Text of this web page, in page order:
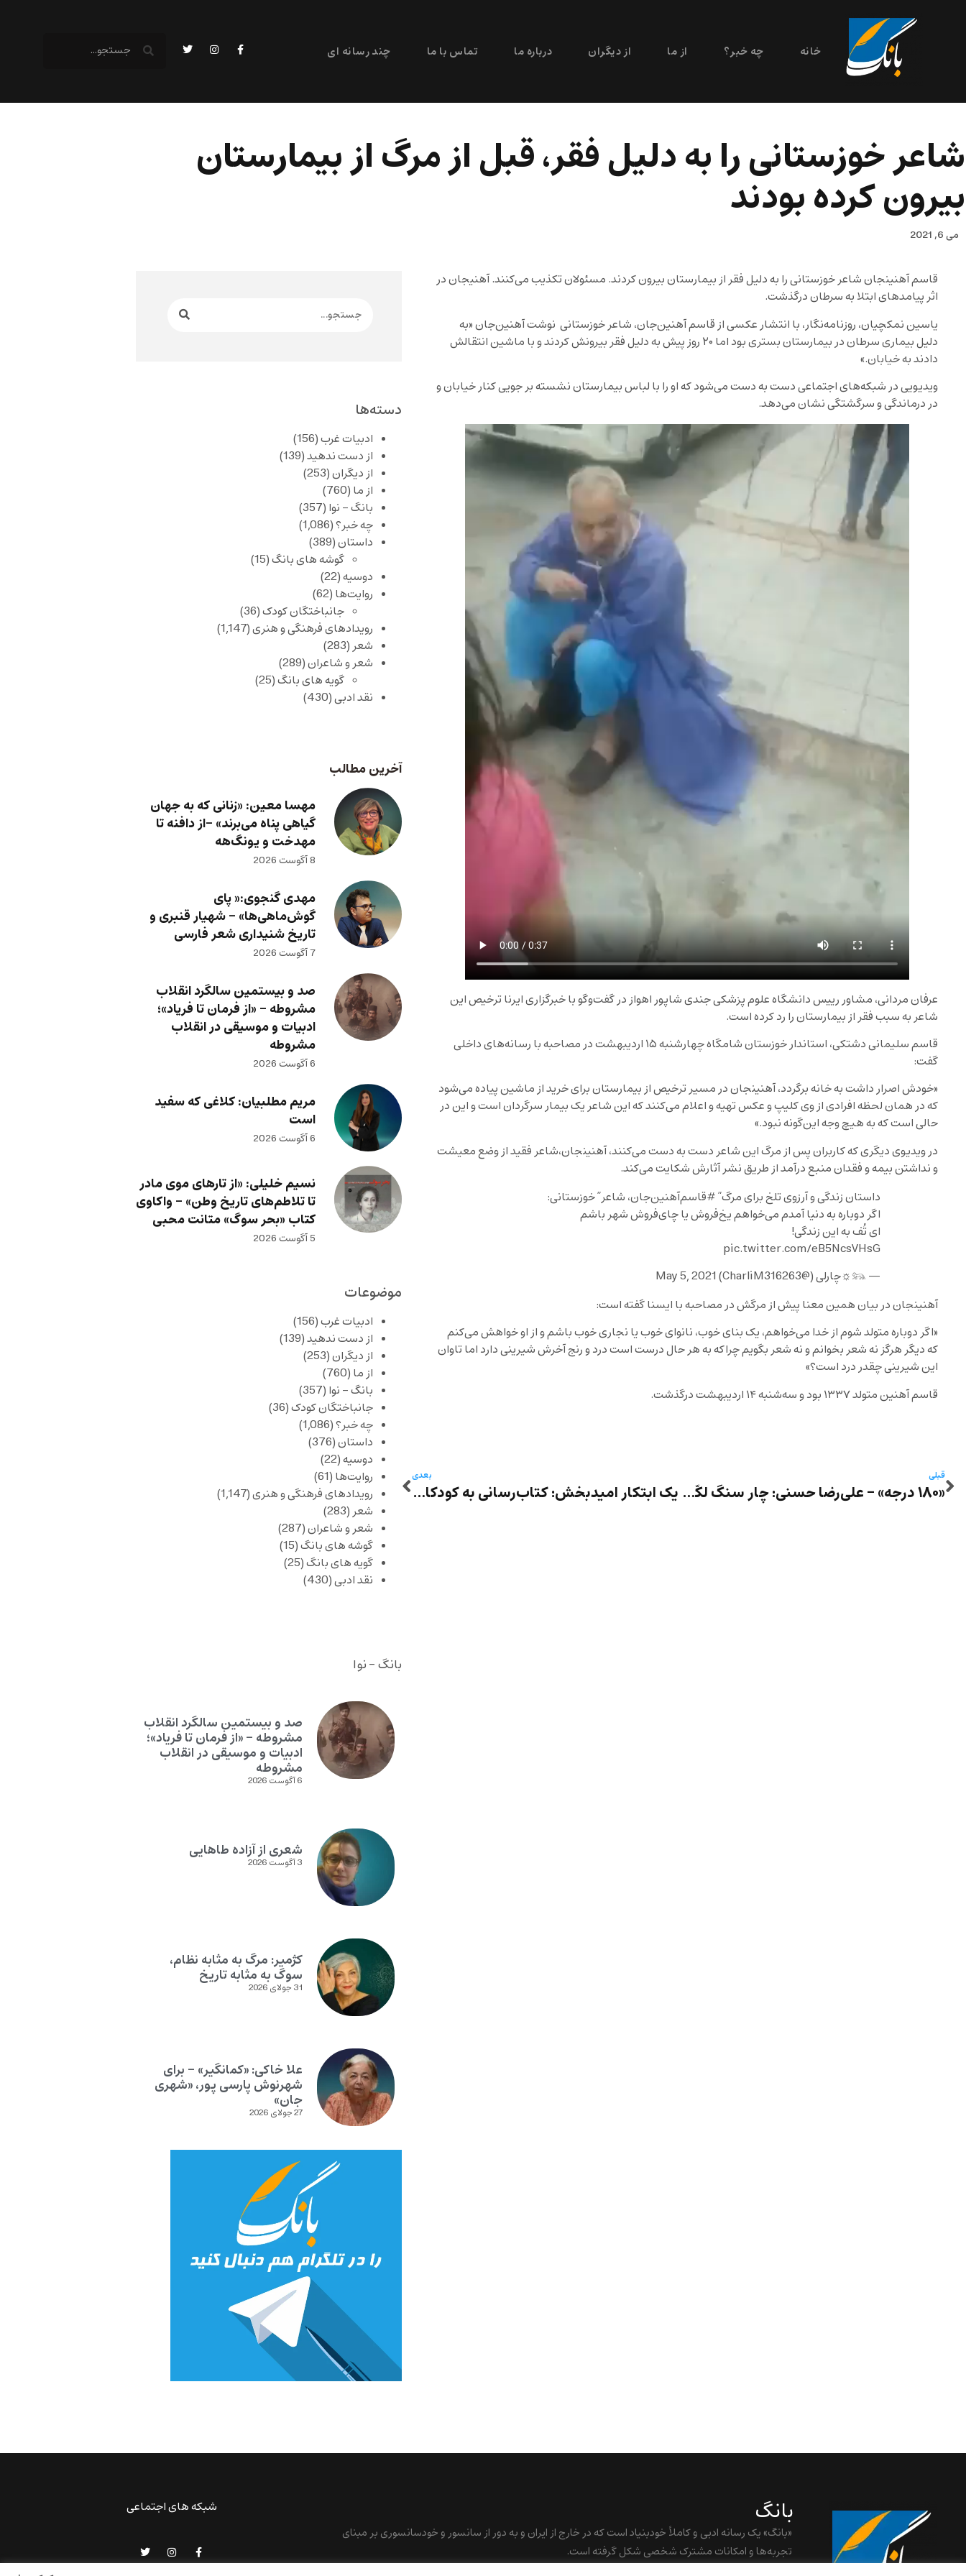
خانه چه خبر؟ از ما از دیگران درباره ما تماس با ما چند رسانه ای
شاعر خوزستانی را به دلیل فقر، قبل از مرگ از بیمارستان
بیرون کرده بودند
می 6, 2021
قاسم آهنینجان شاعر خوزستانی را به دلیل فقر از بیمارستان بیرون کردند. مسئولان تکذیب می‌کنند. آهنیجان در
اثر پیامدهای ابتلا به سرطان درگذشت.
یاسین نمکچیان، روزنامه‌نگار، با انتشار عکسی از قاسم آهنین‌جان، شاعر خوزستانی نوشت آهنین‌جان «به
دلیل بیماری سرطان در بیمارستان بستری بود اما ۲۰ روز پیش به دلیل فقر بیرونش کردند و با ماشین انتقالش
دادند به خیابان.»
ویدیویی در شبکه‌های اجتماعی دست به دست می‌شود که او را با لباس بیمارستان نشسته بر جویی کنار خیابان و
در درماندگی و سرگشتگی نشان می‌دهد.
عرفان مردانی، مشاور رییس دانشگاه علوم پزشکی جندی شاپور اهواز در گفت‌وگو با خبرگزاری ایرنا ترخیص این
شاعر به سبب فقر از بیمارستان را رد کرده است.
قاسم سلیمانی دشتکی، استاندار خوزستان شامگاه چهارشنبه ۱۵ اردیبهشت در مصاحبه با رسانه‌های داخلی
گفت:
«خودش اصرار داشت به خانه برگردد، آهنینجان در مسیر ترخیص از بیمارستان برای خرید از ماشین پیاده می‌شود
که در همان لحظه افرادی از وی کلیپ و عکس تهیه و اعلام می‌کنند که این شاعر یک بیمار سرگردان است و این در
حالی است که به هیچ وجه این‌گونه نبود.»
در ویدیوی دیگری که کاربران پس از مرگ این شاعر دست‌ به دست می‌کنند، آهنینجان،شاعر فقید از وضع معیشت
و نداشتن بیمه و فقدان منبع درآمد از طریق نشر آثارش شکایت می‌کند.
داستان زندگی و آرزوی تلخ برای مرگ”#قاسم‌آهنین‌جان، شاعر” خوزستانی:
اگر دوباره به دنیا آمدم می‌خواهم یخ‌فروش یا چای‌فروش شهر باشم
ای تُف به این زندگی!
pic.twitter.com/eB5NcsVHsG
— 𓃬☼چارلی (@CharliM316263)
May 5, 2021
آهنینجان در بیان همین معنا پیش از مرگش در مصاحبه با ایسنا گفته است:
«اگر دوباره متولد شوم از خدا می‌خواهم، یک بنای خوب، نانوای خوب یا نجاری خوب باشم و از او خواهش می‌کنم
که دیگر هرگز نه شعر بخوانم و نه شعر بگویم چراکه به هر حال درست است درد و رنج آخرش شیرینی دارد اما تاوان
این شیرینی چقدر درد است؟»
قاسم آهنین متولد ۱۳۳۷ بود و سه‌شنبه ۱۴ اردیبهشت درگذشت.
قبلی
«۱۸۰ درجه» – علی‌رضا حسنی: چار سنگ لکّه‌ای که پاک نمی‌شود
بعدی
یک ابتکار امیدبخش: کتاب‌رسانی به کودکان محروم بلوچستان پاکستان با شتر
دسته‌ها
ادبیات غرب(156)
از دست ندهید(139)
از دیگران(253)
از ما (760)
بانگ – نوا (357)
چه خبر؟(1,086)
داستان(389)
گوشه های بانگ(15)
دوسیه(22)
روایت‌ها (62)
جانباختگان کودک(36)
رویدادهای فرهنگی و هنری(1,147)
شعر(283)
شعر و شاعران(289)
گویه های بانگ(25)
نقد ادبی(430)
آخرین مطالب
مهسا معین: «زنانی که به جهان
گیاهی پناه می‌برند» -از دافنه تا
مهدخت و یونگ‌هه
8 آگوست 2026
مهدی گنجوی:« پای
گوش‌ماهی‌ها» – شهیار قنبری و
تاریخ شنیداری شعر فارسی
7 آگوست 2026
صد و بیستمین سالگرد انقلاب
مشروطه – «از فرمان تا فریاد»؛
ادبیات و موسیقی در انقلاب
مشروطه
6 آگوست 2026
مریم مطلبیان: کلاغی که سفید
است
6 آگوست 2026
نسیم خلیلی: «از تارهای موی مادر
تا تلاطم‌های تاریخ وطن» – واکاوی
کتاب «بحر سوگ» متانت محبی
5 آگوست 2026
موضوعات
ادبیات غرب(156)
از دست ندهید(139)
از دیگران(253)
از ما (760)
بانگ – نوا (357)
جانباختگان کودک(36)
چه خبر؟(1,086)
داستان(376)
دوسیه(22)
روایت‌ها (61)
رویدادهای فرهنگی و هنری(1,147)
شعر (283)
شعر و شاعران(287)
گوشه های بانگ(15)
گویه های بانگ(25)
نقد ادبی(430)
بانگ - نوا
صد و بیستمین سالگرد انقلاب
مشروطه – «از فرمان تا فریاد»؛
ادبیات و موسیقی در انقلاب
مشروطه
6 آگوست 2026
شعری از آزاده طاهایی
3 آگوست 2026
کژمیر: مرگ به مثابه نظام،
سوگ به مثابه تاریخ
31 جولای 2026
علا خاکی: «کمانگیر» – برای
شهرنوش پارسی پور، «شهری
جان»
27 جولای 2026
بانگ
«بانگ» یک رسانه ادبی و کاملاً خودبنیاد است که در خارج از ایران و به دور از سانسور و خودسانسوری بر مبنای
تجربه‌ها و امکانات مشترک شخصی شکل گرفته است.
شبکه های اجتماعی